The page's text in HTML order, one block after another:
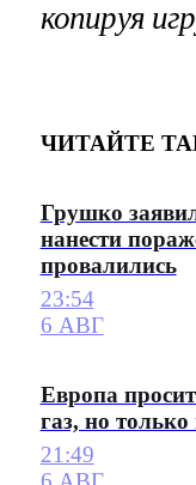
копируя
ЧИТАЙТЕ
Грушко
нанести
провалились
23:54
6 АВГ
Европа
газ, но
21:49